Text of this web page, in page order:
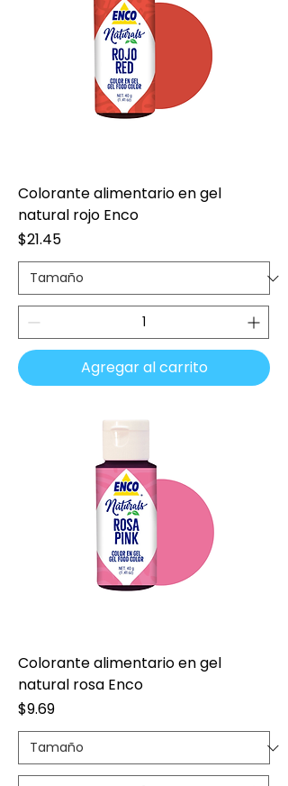
Colorante alimentario en gel
natural rojo Enco
Precio
$21.45
Agregar al carrito
Colorante alimentario en gel
natural rosa Enco
Precio
$9.69